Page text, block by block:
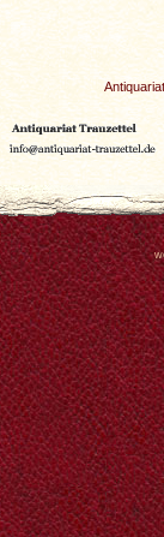
Antiquariat